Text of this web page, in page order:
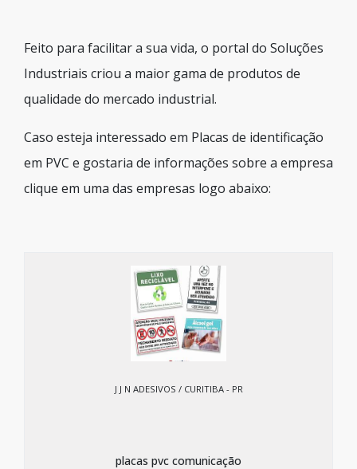
Feito para facilitar a sua vida, o portal do Soluções
Industriais criou a maior gama de produtos de
qualidade do mercado industrial.
Caso esteja interessado em Placas de identificação
em PVC e gostaria de informações sobre a empresa
clique em uma das empresas logo abaixo:
J J N ADESIVOS / CURITIBA - PR
placas pvc comunicação